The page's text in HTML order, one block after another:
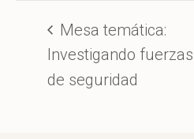
Mesa temática:
Investigando fuerzas
de seguridad